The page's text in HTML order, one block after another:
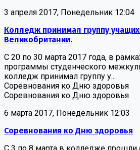
3 апреля 2017, Понедельник 12:04
Колледж принимал группу
Великобритании.
С 20 по 30 марта 2017 года, в
программы студенческого
колледж принимал группу у...
Соревнования ко Дню здоровья
Соревнования ко Дню здоровья
6 марта 2017, Понедельник 12:03
Соревнования ко Дню здоровья
С 3 по 8 марта в колледже прошли